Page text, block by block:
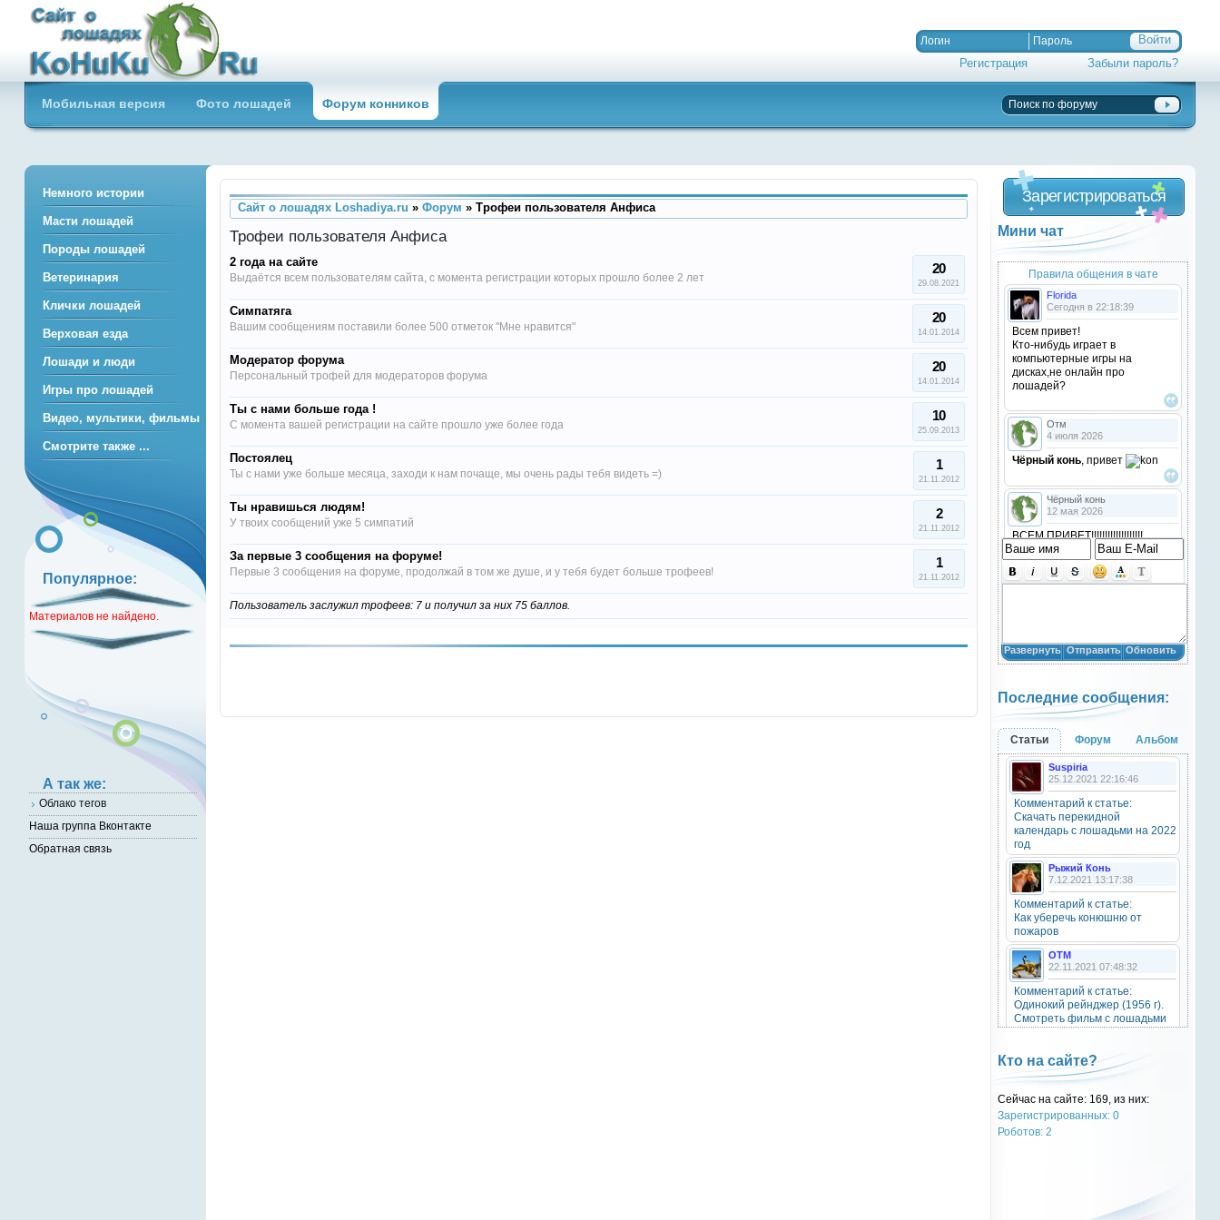
Сайт о лошадях loshadiya.ru
Приветствуем всех любителей
лошадей и конного спорта!
Регистрация Забыли пароль?
Мобильная версия Фото лошадей Форум конников
Сайт о лошадях Loshadiya.ru » Форум » Трофеи пользователя Анфиса
Трофеи пользователя Анфиса
2 года на сайте
Выдаётся всем пользователям сайта, с момента регистрации которых прошло более 2 лет
20
29.08.2021
Симпатяга
Вашим сообщениям поставили более 500 отметок "Мне нравится"
20
14.01.2014
Модератор форума
Персональный трофей для модераторов форума
20
14.01.2014
Ты с нами больше года !
С момента вашей регистрации на сайте прошло уже более года
10
25.09.2013
Постоялец
Ты с нами уже больше месяца, заходи к нам почаще, мы очень рады тебя видеть =)
1
21.11.2012
Ты нравишься людям!
У твоих сообщений уже 5 симпатий
2
21.11.2012
За первые 3 сообщения на форуме!
Первые 3 сообщения на форуме, продолжай в том же душе, и у тебя будет больше трофеев!
1
21.11.2012
Пользователь заслужил трофеев: 7 и получил за них 75 баллов.
Зарегистрироваться
Мини чат
Правила общения в чате
Florida
Сегодня в 22:18:39
Всем привет!
Кто-нибудь играет в
компьютерные игры на
дисках,не онлайн про
лошадей?
Отм
4 июля 2026
Чёрный конь, привет
Чёрный конь
12 мая 2026
ВСЕМ ПРИВЕТ!!!!!!!!!!!!!!!!!!!
!!!!
Анастасия18
Анастасия18
кто игры скачивал недавно?
Анастасия18
10 марта 2026
привет
Natali
20 октября 2025
OTM
6 сентября 2025
Grey-Rattto, привет бро
Grey-Rattto
2 сентября 2025
Все ещё в деле
Приветствую товарищи! Привет
OTM
17 ноября 2024
Развернуть Отправить Обновить
Последние сообщения:
Статьи Форум Альбом
Suspiria
25.12.2021 22:16:46
Комментарий к статье:
Скачать перекидной
календарь с лошадьми на 2022
год
Рыжий Конь
7.12.2021 13:17:38
Комментарий к статье:
Как уберечь конюшню от
пожаров
OTM
22.11.2021 07:48:32
Комментарий к статье:
Одинокий рейнджер (1956 г).
Смотреть фильм с лошадьми
Natali
28.09.2021 15:30:39
Комментарий к статье:
Тест «Масти и отметины»
OTM
20.05.2016 13:10:31
Кто на сайте?
Сейчас на сайте: 169, из них:
Зарегистрированных: 0
Роботов: 2
Немного истории
Масти лошадей
Породы лошадей
Ветеринария
Клички лошадей
Верховая езда
Лошади и люди
Игры про лошадей
Видео, мультики, фильмы
Смотрите также ...
Популярное:
Материалов не найдено.
А так же:
Облако тегов
Наша группа Вконтакте
Обратная связь